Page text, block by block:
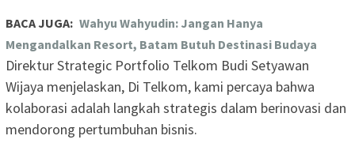
BACA JUGA: Wahyu Wahyudin: Jangan Hanya
Mengandalkan Resort, Batam Butuh Destinasi Budaya
Direktur Strategic Portfolio Telkom Budi Setyawan
Wijaya menjelaskan, Di Telkom, kami percaya bahwa
kolaborasi adalah langkah strategis dalam berinovasi dan
mendorong pertumbuhan bisnis.